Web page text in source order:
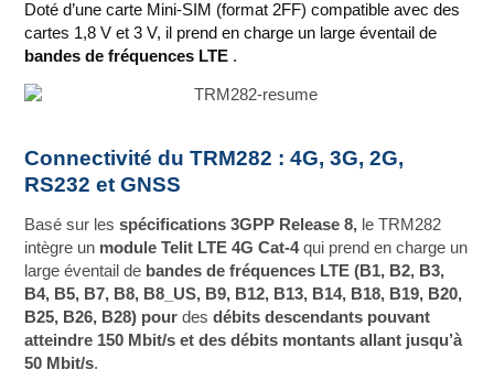
Doté d’une carte Mini‑SIM (format 2FF) compatible avec des
cartes 1,8 V et 3 V, il prend en charge un large éventail de
bandes de fréquences LTE .
Connectivité du TRM282 : 4G, 3G, 2G,
RS232 et GNSS
Basé sur lesspécifications 3GPP Release 8, le TRM282
intègre un module Telit LTE 4G Cat-4qui prend en charge un
large éventail de bandes de fréquences LTE (B1, B2, B3,
B4, B5, B7, B8, B8_US, B9, B12, B13, B14, B18, B19, B20,
B25, B26, B28) pourdesdébits descendants pouvant
atteindre 150 Mbit/s et des débits montants allant jusqu’à
50 Mbit/s.